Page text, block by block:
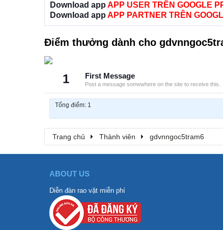
Download app APP USER TRÊN GOOGLE
Download app APP PARTNER TRÊN
Điểm thưởng dành cho
1 First Message
Post a message somewhere on the site to receive this.
Tổng điểm: 1
Trang chủ Thành viên gdvnngoc5tram6
ABOUT US
Diễn đàn rao vặt miễn phí